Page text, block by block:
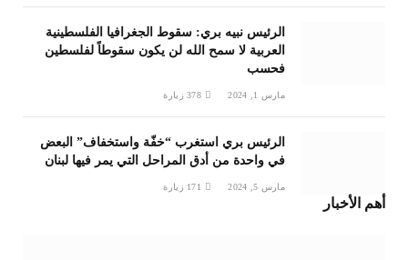
الرئيس نبيه بري: سقوط الجغرافيا الفلسطينية
العربية لا سمح الله لن يكون سقوطاً لفلسطين
فحسب
مارس 1, 2024 378 زيارة
الرئيس بري استغرب “خفّة واستخفاف” البعض
في واحدة من أدق المراحل التي يمر فيها لبنان
مارس 5, 2024 171 زيارة
أهم الأخبار